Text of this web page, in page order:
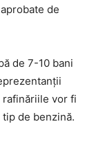
de
de 7-10 bani
vor fi
de benzină.